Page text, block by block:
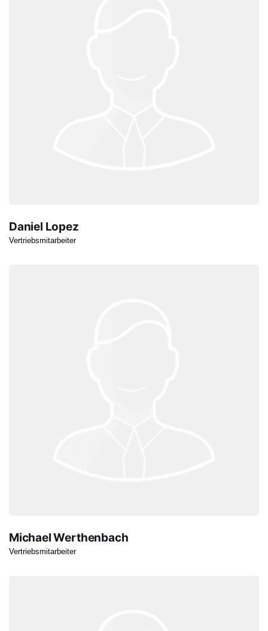
Daniel Lopez
Vertriebsmitarbeiter
Michael Werthenbach
Vertriebsmitarbeiter